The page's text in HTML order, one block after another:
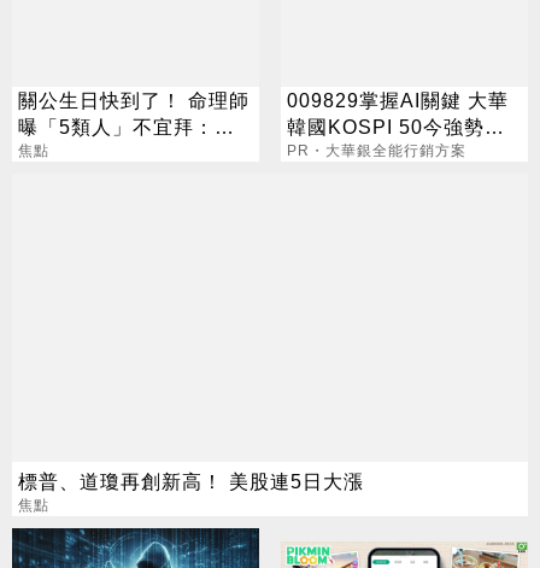
關公生日快到了！ 命理師
曝「5類人」不宜拜：求
偏財、做這些事反招禍
焦點
009829掌握AI關鍵 大華
韓國KOSPI 50今強勢開
募
PR・大華銀全能行銷方案
標普、道瓊再創新高！ 美股連5日大漲
焦點